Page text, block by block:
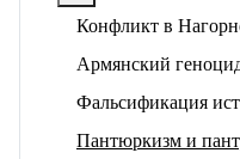
Конфликт в
Армянский
Фальсификация
Пантюркизм и